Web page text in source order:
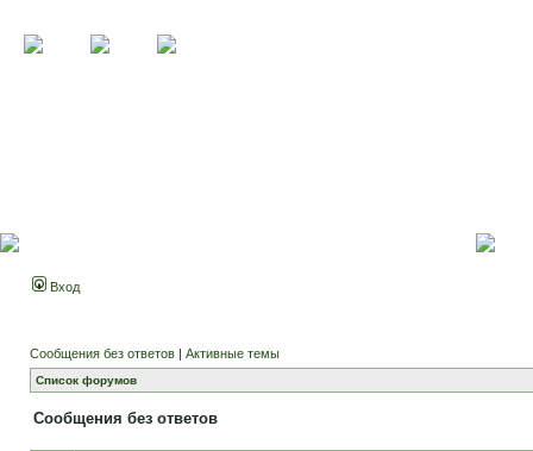
Вход
Сообщения без ответов | Активные темы
Список форумов
Сообщения без ответов